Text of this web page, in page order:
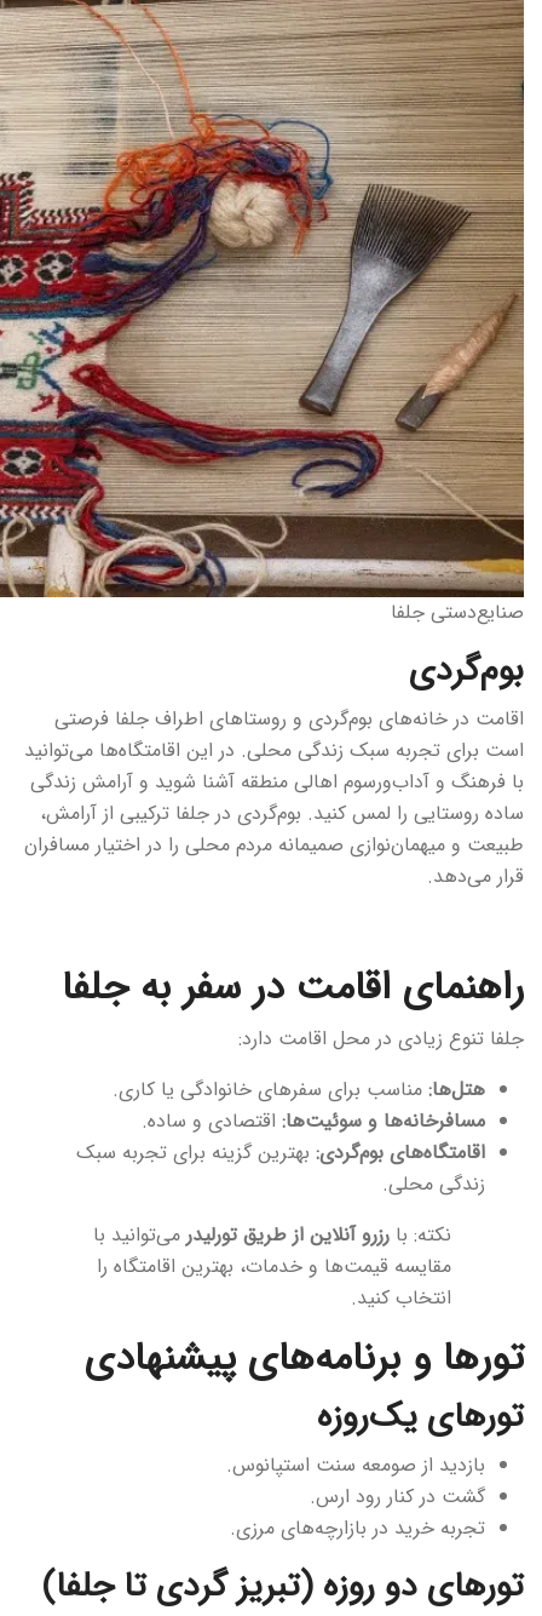
صنایع‌دستی جلفا
بوم‌گردی
اقامت در خانه‌های بوم‌گردی و روستاهای اطراف جلفا فرصتی
است برای تجربه سبک زندگی محلی. در این اقامتگاه‌ها می‌توانید
با فرهنگ و آداب‌ورسوم اهالی منطقه آشنا شوید و آرامش زندگی
ساده روستایی را لمس کنید. بوم‌گردی در جلفا ترکیبی از آرامش،
طبیعت و میهمان‌نوازی صمیمانه مردم محلی را در اختیار مسافران
قرار می‌دهد.
راهنمای اقامت در سفر به جلفا
جلفا تنوع زیادی در محل اقامت دارد:
هتل‌ها: مناسب برای سفرهای خانوادگی یا کاری.
مسافرخانه‌ها و سوئیت‌ها: اقتصادی و ساده.
اقامتگاه‌های بوم‌گردی: بهترین گزینه برای تجربه سبک
زندگی محلی.
نکته: با رزرو آنلاین از طریق تورلیدر می‌توانید با
مقایسه قیمت‌ها و خدمات، بهترین اقامتگاه را
انتخاب کنید.
تورها و برنامه‌های پیشنهادی
تورهای یک‌روزه
بازدید از صومعه سنت استپانوس.
گشت در کنار رود ارس.
تجربه خرید در بازارچه‌های مرزی.
تورهای دو روزه (تبریز گردی تا جلفا)